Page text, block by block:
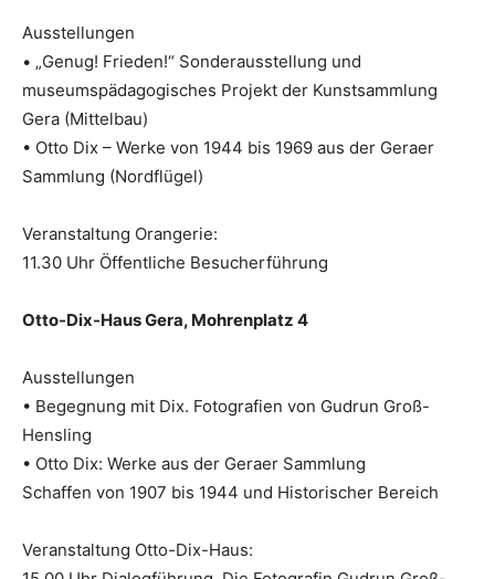
Ausstellungen
• „Genug! Frieden!“ Sonderausstellung und
museumspädagogisches Projekt der Kunstsammlung
Gera (Mittelbau)
• Otto Dix – Werke von 1944 bis 1969 aus der Geraer
Sammlung (Nordflügel)
Veranstaltung Orangerie:
11.30 Uhr Öffentliche Besucherführung
Otto-Dix-Haus Gera, Mohrenplatz 4
Ausstellungen
• Begegnung mit Dix. Fotografien von Gudrun Groß-
Hensling
• Otto Dix: Werke aus der Geraer Sammlung
Schaffen von 1907 bis 1944 und Historischer Bereich
Veranstaltung Otto-Dix-Haus: